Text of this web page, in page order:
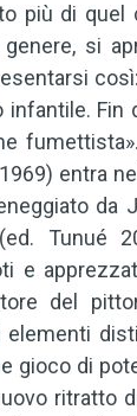
più di
si
entra
da
Tunué
del
gioco di
ritratto